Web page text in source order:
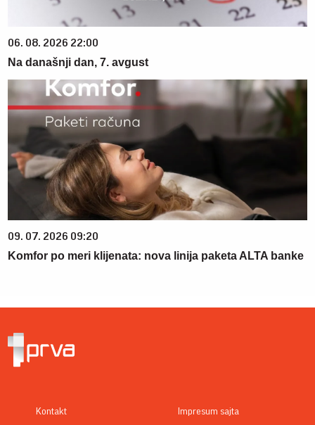
06. 08. 2026 22:00
Na današnji dan, 7. avgust
09. 07. 2026 09:20
Komfor po meri klijenata: nova linija paketa ALTA banke
Kontakt Impresum sajta